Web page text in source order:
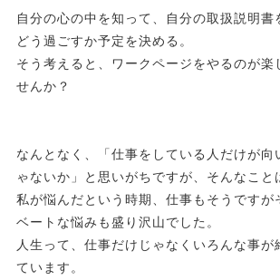
自分の心の中を知って、自分の取扱説明書
どう過ごすか予定を決める。
そう考えると、ワークページをやるのが楽
せんか？
なんとなく、「仕事をしている人だけが向
ゃないか」と思いがちですが、そんなこと
私が悩んだという時期、仕事もそうですが
ベートな悩みも盛り沢山でした。
人生って、仕事だけじゃなくいろんな事が
ています。